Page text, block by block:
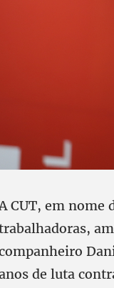
CUT, em nome
de luta